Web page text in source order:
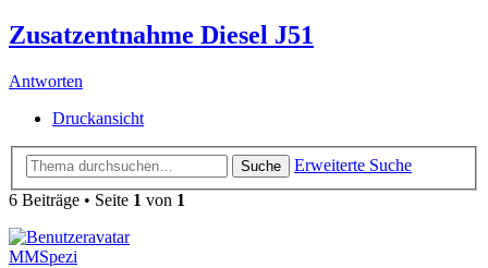
Zusatzentnahme Diesel J51
Antworten
Druckansicht
Suche
Erweiterte Suche
6 Beiträge • Seite 1 von 1
MMSpezi